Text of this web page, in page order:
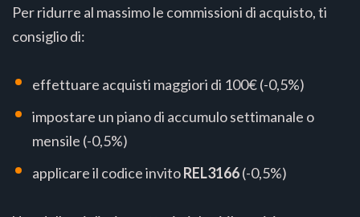
Per ridurre al massimo le commissioni di acquisto, ti
consiglio di:
effettuare acquisti maggiori di 100€ (-0,5%)
impostare un piano di accumulo settimanale o
mensile (-0,5%)
applicare il codice invitoREL3166(-0,5%)